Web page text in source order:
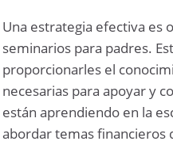
Una estrategia efectiva es
seminarios para padres.
proporcionarles el
necesarias para apoyar y
están aprendiendo en la
abordar temas financieros